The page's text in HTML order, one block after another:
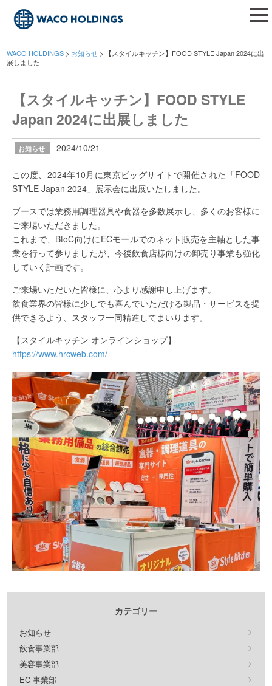
WACO HOLDINGS > お知らせ >
【スタイルキッチン】FOOD STYLE Japan 2024に出
展しました
【スタイルキッチン】FOOD STYLE
Japan 2024に出展しました
お知らせ 2024/10/21
この度、2024年10月に東京ビッグサイトで開催された「FOOD
STYLE Japan 2024」展示会に出展いたしました。
ブースでは業務用調理器具や食器を多数展示し、多くのお客様に
ご来場いただきました。
これまで、BtoC向けにECモールでのネット販売を主軸とした事
業を行って参りましたが、今後飲食店様向けの卸売り事業も強化
していく計画です。
ご来場いただいた皆様に、心より感謝申し上げます。
飲食業界の皆様に少しでも喜んでいただける製品・サービスを提
供できるよう、スタッフ一同精進してまいります。
【スタイルキッチン オンラインショップ】
https://www.hrcweb.com/
カテゴリー
お知らせ
飲食事業部
美容事業部
EC 事業部